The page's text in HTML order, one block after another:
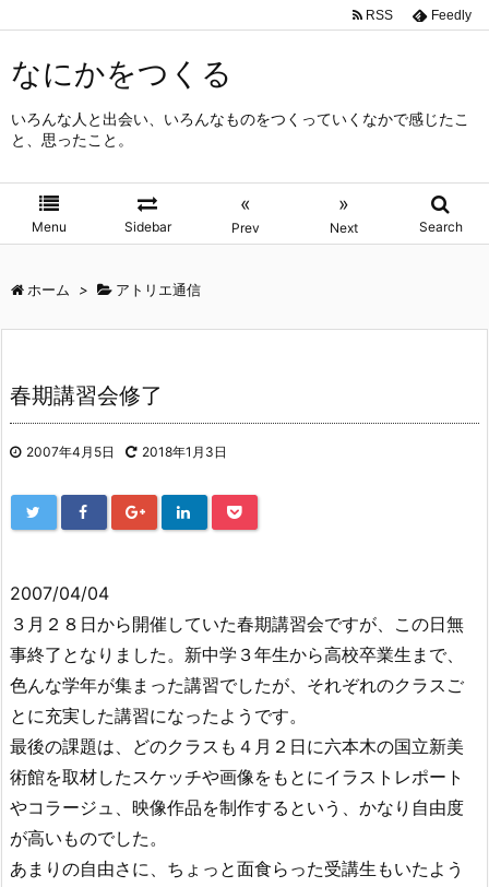
なにかをつくる
いろんな人と出会い、いろんなものをつくっていくなかで感じたこ
と、思ったこと。
Menu Sidebar
«
Prev
»
Next Search
RSS Feedly
ホーム > アトリエ通信
春期講習会修了
2007年4月5日 2018年1月3日
2007/04/04
３月２８日から開催していた春期講習会ですが、この日無
事終了となりました。新中学３年生から高校卒業生まで、
色んな学年が集まった講習でしたが、それぞれのクラスご
とに充実した講習になったようです。
最後の課題は、どのクラスも４月２日に六本木の国立新美
術館を取材したスケッチや画像をもとにイラストレポート
やコラージュ、映像作品を制作するという、かなり自由度
が高いものでした。
あまりの自由さに、ちょっと面食らった受講生もいたよう